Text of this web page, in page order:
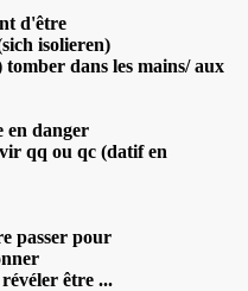
d'être
isolieren)
dans les mains/ aux
en danger
qq ou qc (datif en
passer pour
être ...